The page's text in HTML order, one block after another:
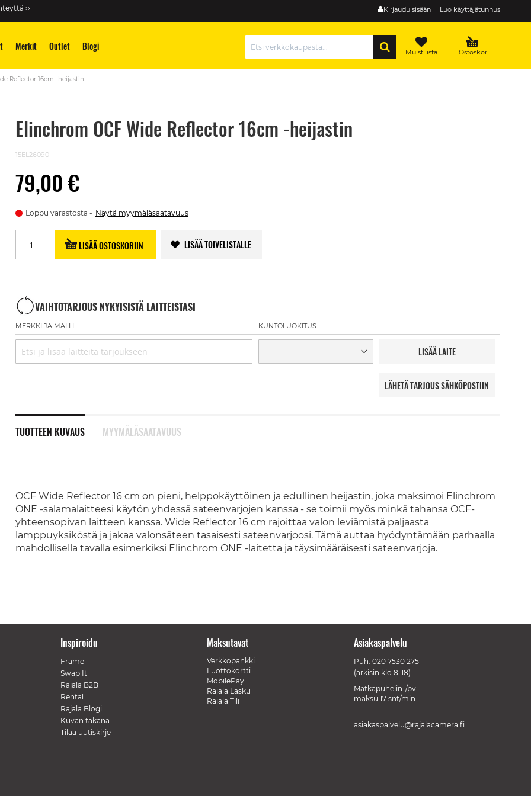
Kirjaudu sisään Luo käyttäjätunnus
››
Merkit Outlet Blogi Ostoskori
Muistilista
Reflector 16cm -heijastin
Elinchrom OCF Wide Reflector 16cm -heijastin
15EL26090
79,00 €
Loppu varastosta Näytä myymäläsaatavuus
LISÄÄ OSTOSKORIIN LISÄÄ TOIVELISTALLE
VAIHTOTARJOUS NYKYISISTÄ LAITTEISTASI
MERKKI JA MALLI KUNTOLUOKITUS
LISÄÄ LAITE
LÄHETÄ TARJOUS SÄHKÖPOSTIIN
TUOTTEEN KUVAUS
OCF Wide Reflector 16 cm on pieni, helppokäyttöinen ja edullinen heijastin, joka maksimoi Elinchrom
ONE -salamalaitteesi käytön yhdessä sateenvarjojen kanssa - se toimii myös minkä tahansa OCF-
yhteensopivan laitteen kanssa. Wide Reflector 16 cm rajoittaa valon leviämistä paljaasta
lamppuyksiköstä ja jakaa valonsäteen tasaisesti sateenvarjoosi. Tämä auttaa hyödyntämään parhaalla
mahdollisella tavalla esimerkiksi Elinchrom ONE -laitetta ja täysimääräisesti sateenvarjoja.
MYYMÄLÄSAATAVUUS
Inspiroidu
Frame
Swap It
Rajala B2B
Rental
Rajala Blogi
Kuvan takana
Tilaa uutiskirje
Maksutavat
Verkkopankki
Luottokortti
MobilePay
Rajala Lasku
Rajala Tili
Asiakaspalvelu
Puh. 020 7530 275
(arkisin klo 8-18)
Matkapuhelin-/pv-
maksu 17 snt/min.
asiakaspalvelu@rajalacamera.fi